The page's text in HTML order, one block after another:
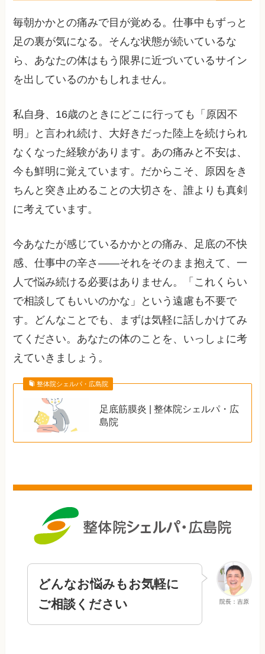
毎朝かかとの痛みで目が覚める。仕事中もずっと
足の裏が気になる。そんな状態が続いているな
ら、あなたの体はもう限界に近づいているサイン
を出しているのかもしれません。
私自身、16歳のときにどこに行っても「原因不
明」と言われ続け、大好きだった陸上を続けられ
なくなった経験があります。あの痛みと不安は、
今も鮮明に覚えています。だからこそ、原因をき
ちんと突き止めることの大切さを、誰よりも真剣
に考えています。
今あなたが感じているかかとの痛み、足底の不快
感、仕事中の辛さ——それをそのまま抱えて、一
人で悩み続ける必要はありません。「これくらい
で相談してもいいのかな」という遠慮も不要で
す。どんなことでも、まずは気軽に話しかけてみ
てください。あなたの体のことを、いっしょに考
えていきましょう。
整体院シェルパ・広島院
足底筋膜炎 | 整体院シェルパ・広
島院
院長：吉原
どんなお悩みもお気軽に
ご相談ください